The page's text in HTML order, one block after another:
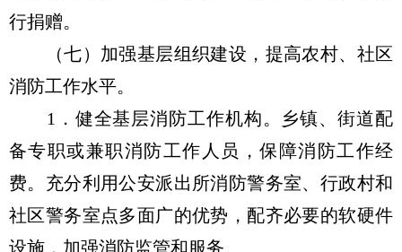
行捐赠。
（七）加强基层组织建设，提高农村、社区
消防工作水平。
1．健全基层消防工作机构。乡镇、街道配
备专职或兼职消防工作人员，保障消防工作经
费。充分利用公安派出所消防警务室、行政村和
社区警务室点多面广的优势，配齐必要的软硬件
设施，加强消防监管和服务。